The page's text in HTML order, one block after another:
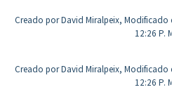
Creado por David Miralpeix, Modificado
12:26 P.
Creado por David Miralpeix, Modificado
12:26 P.